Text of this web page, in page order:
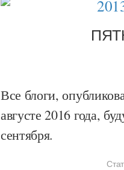
Все блоги,
августе 2016 года,
сентября.